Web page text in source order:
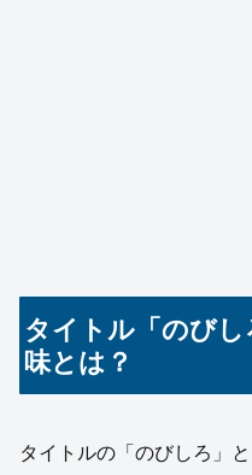
タイトル「のび
味とは？
タイトルの「のびしろ」